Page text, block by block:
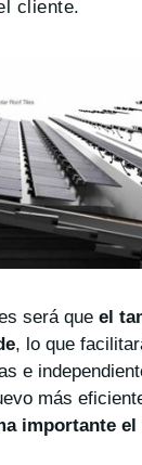
cliente.
será que el
, lo que
e
más
importante el